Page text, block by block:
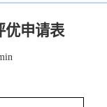
优申请表